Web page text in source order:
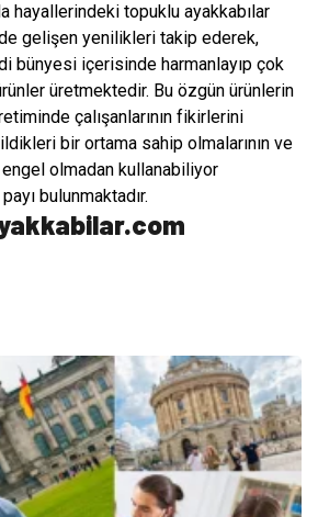
hayallerindeki topuklu ayakkabılar
gelişen yenilikleri takip ederek,
bünyesi içerisinde harmanlayıp çok
üretmektedir. Bu özgün ürünlerin
çalışanlarının fikirlerini
bir ortama sahip olmalarının ve
engel olmadan kullanabiliyor
bulunmaktadır.